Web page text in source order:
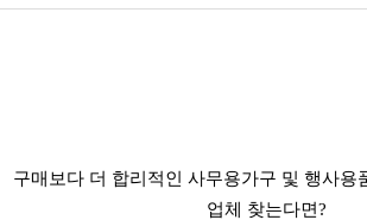
구매보다 더 합리적인 사무용가구 및 행사용
업체 찾는다면?